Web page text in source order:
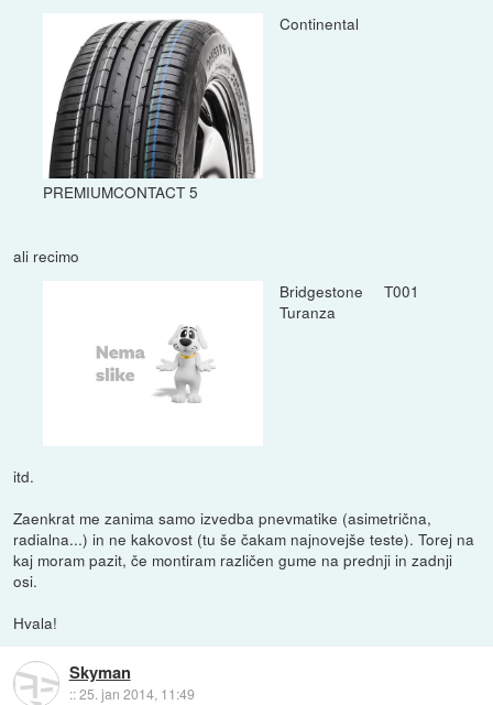
Continental
PREMIUMCONTACT 5
ali recimo
Bridgestone T001
Turanza
itd.
Zaenkrat me zanima samo izvedba pnevmatike (asimetrična,
radialna...) in ne kakovost (tu še čakam najnovejše teste). Torej na
kaj moram pazit, če montiram različen gume na prednji in zadnji
osi.
Hvala!
Skyman
::25. jan 2014, 11:49